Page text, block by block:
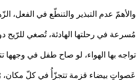
عدم التبذير والتنطّع في الفعل،
في رحلتها الهادئة، تُصغي للرّيح دون ألم،
بها الهواء، لو صاح طفل في وجهها
بيضاء قزمة تتجزّأُ في كلّ مكان، رُحتُ